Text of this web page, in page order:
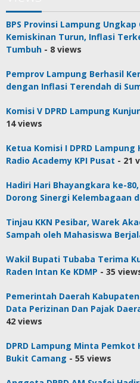
BPS Provinsi Lampung
Kemiskinan Turun, Inflasi
Tumbuh - 8 views
Pemprov Lampung Berhasil
dengan Inflasi Terendah di
Komisi V DPRD Lampung
14 views
Ketua Komisi I DPRD
Radio Academy KPI Pusat - 21
Hadiri Hari Bhayangkara ke-
Dorong Sinergi Kelembagaan
Tinjau KKN Pesibar, Warek
Sampah oleh Mahasiswa
Wakil Bupati Tubaba Terima
Raden Intan Ke KDMP - 35
Pemerintah Daerah
Data Perizinan Dan Pajak
42 views
DPRD Lampung Minta
Bukit Camang - 55 views